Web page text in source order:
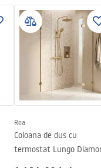
Rea
Coloana de dus cu
termostat Lungo